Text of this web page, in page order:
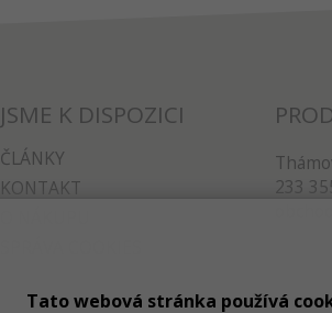
JSME K DISPOZICI
ČLÁNKY
KONTAKT
233
Tato webová stránka používá